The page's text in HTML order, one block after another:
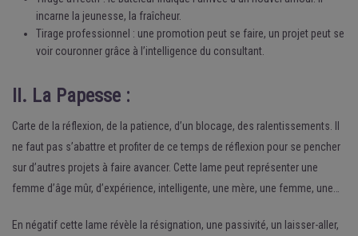
incarne la jeunesse, la fraîcheur.
Tirage professionnel : une promotion peut se faire, un projet peut se
voir couronner grâce à l’intelligence du consultant.
II. La Papesse :
Carte de la réflexion, de la patience, d’un blocage, des ralentissements. Il
ne faut pas s’abattre et profiter de ce temps de réflexion pour se pencher
sur d’autres projets à faire avancer. Cette lame peut représenter une
femme d’âge mûr, d’expérience, intelligente, une mère, une femme, une…
En négatif cette lame révèle la résignation, une passivité, un laisser-aller,